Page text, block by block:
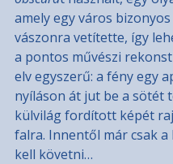
amely egy város
vászonra vetítette, így
a pontos művészi
elv egyszerű: a fény egy
nyíláson át jut be a sötét
külvilág fordított képét
falra. Innentől már csak
kell követni…